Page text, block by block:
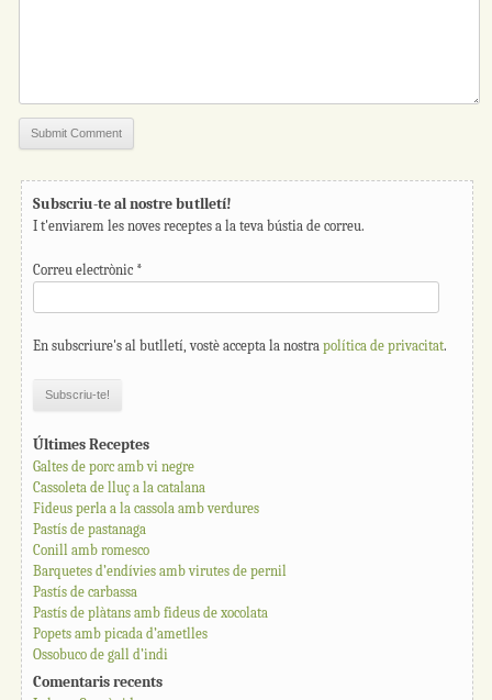
Subscriu-te al nostre butlletí!
I t'enviarem les noves receptes a la teva bústia de correu.
Correu electrònic *
En subscriure's al butlletí, vostè accepta la nostra política de privacitat.
Últimes Receptes
Galtes de porc amb vi negre
Cassoleta de lluç a la catalana
Fideus perla a la cassola amb verdures
Pastís de pastanaga
Conill amb romesco
Barquetes d’endívies amb virutes de pernil
Pastís de carbassa
Pastís de plàtans amb fideus de xocolata
Popets amb picada d’ametlles
Ossobuco de gall d’indi
Comentaris recents